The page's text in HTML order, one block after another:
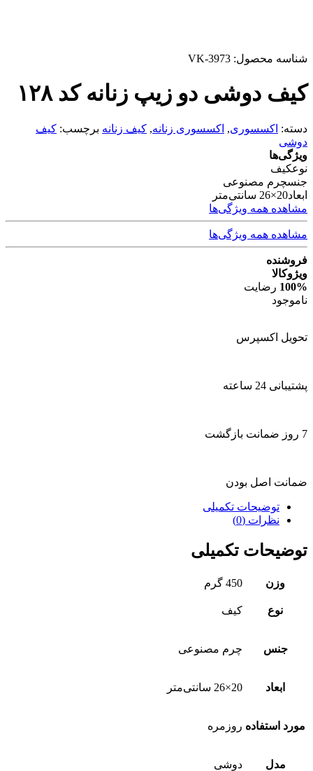
شناسه محصول: VK-3973
کیف دوشی دو زیپ زنانه کد ۱۲۸
دسته: اکسسوری, اکسسوری زنانه, کیف زنانه برچسب: کیف
دوشی
ویژگی‌ها
نوعکیف
جنسچرم مصنوعی
ابعاد20×26 سانتی‌متر
مشاهده همه ویژگی‌ها
مشاهده همه ویژگی‌ها
فروشنده
ویژوکالا
100% رضایت
ناموجود
تحویل اکسپرس
پشتیبانی 24 ساعته
7 روز ضمانت بازگشت
ضمانت اصل بودن
توضیحات تکمیلی
نظرات (0)
توضیحات تکمیلی
وزن 450 گرم
نوع کیف
جنس چرم مصنوعی
ابعاد 20×26 سانتی‌متر
مورد استفاده روزمره
مدل دوشی